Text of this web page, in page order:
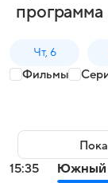
программа
Чт, 6
Фильмы
15:35
Южный